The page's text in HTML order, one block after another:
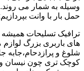
وسیله به شمار می
حمل بار با وانت
ترافیک تسلیحات
های باربری بزرگ لوازم
شلوغ و پرازدحام،جابه
کوچک تری چون نیسان و